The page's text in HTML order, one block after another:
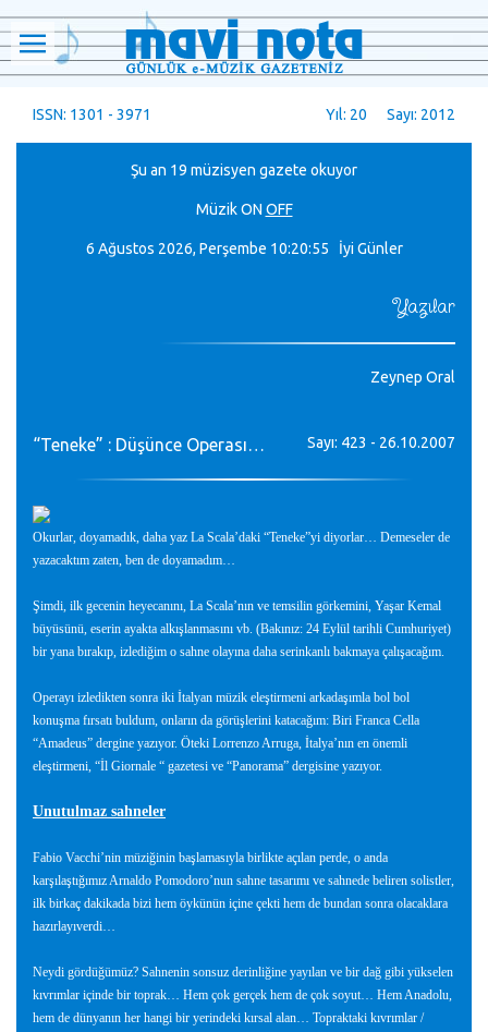
ISSN: 1301 - 3971 Yıl: 20 Sayı: 2012
Şu an 19 müzisyen gazete okuyor
MüzikON OFF
6 Ağustos 2026, Perşembe 10:20:57 İyi Günler
Yazılar
Zeynep Oral
“Teneke” : Düşünce Operası… Sayı: 423 - 26.10.2007
Okurlar, doyamadık, daha yaz La Scala’daki “Teneke”yi diyorlar… Demeseler de
yazacaktım zaten, ben de doyamadım…
Şimdi, ilk gecenin heyecanını, La Scala’nın ve temsilin görkemini, Yaşar Kemal
büyüsünü, eserin ayakta alkışlanmasını vb. (Bakınız: 24 Eylül tarihli Cumhuriyet)
bir yana bırakıp, izlediğim o sahne olayına daha serinkanlı bakmaya çalışacağım.
Operayı izledikten sonra iki İtalyan müzik eleştirmeni arkadaşımla bol bol
konuşma fırsatı buldum, onların da görüşlerini katacağım: Biri Franca Cella
“Amadeus” dergine yazıyor. Öteki Lorrenzo Arruga, İtalya’nın en önemli
eleştirmeni, “İl Giornale “ gazetesi ve “Panorama” dergisine yazıyor.
Unutulmaz sahneler
Fabio Vacchi’nin müziğinin başlamasıyla birlikte açılan perde, o anda
karşılaştığımız Arnaldo Pomodoro’nun sahne tasarımı ve sahnede beliren solistler,
ilk birkaç dakikada bizi hem öykünün içine çekti hem de bundan sonra olacaklara
hazırlayıverdi…
Neydi gördüğümüz? Sahnenin sonsuz derinliğine yayılan ve bir dağ gibi yükselen
kıvrımlar içinde bir toprak… Hem çok gerçek hem de çok soyut… Hem Anadolu,
hem de dünyanın her hangi bir yerindeki kırsal alan… Topraktaki kıvrımlar /